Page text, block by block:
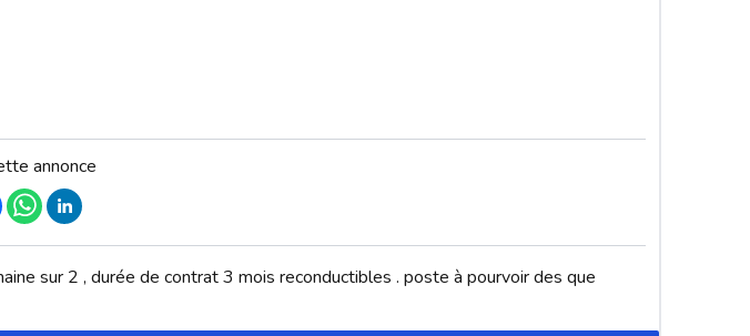
annonce
sur 2 , durée de contrat 3 mois reconductibles . poste à pourvoir des que